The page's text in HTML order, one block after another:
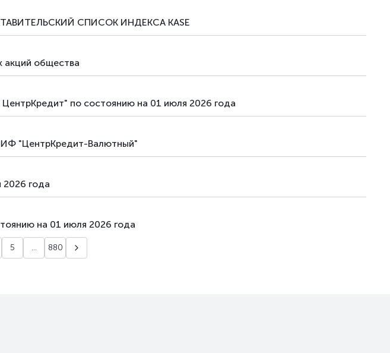
СПИСОК ИНДЕКСА KASE
акций общества
по состоянию на 01 июля 2026 года
"ЦентрКредит-Валютный"
2026 года
на 01 июля 2026 года
5 ... 880